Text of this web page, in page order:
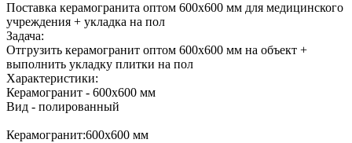
Поставка керамогранита оптом 600х600 мм для медицинского
учреждения + укладка на пол
Задача:
Отгрузить керамогранит оптом 600х600 мм на объект +
выполнить укладку плитки на пол
Характеристики:
Керамогранит - 600х600 мм
Вид - полированный
Керамогранит:600х600 мм